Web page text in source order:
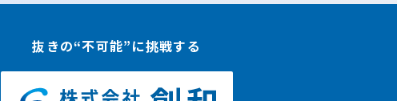
抜きの“不可能”に挑戦する